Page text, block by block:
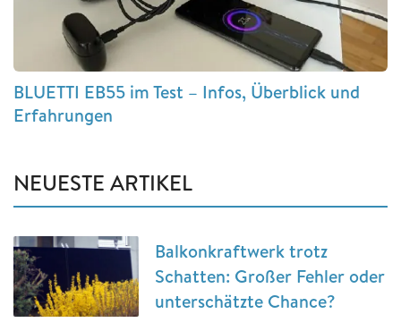
BLUETTI EB55 im Test – Infos, Überblick und
Erfahrungen
NEUESTE ARTIKEL
Balkonkraftwerk trotz
Schatten: Großer Fehler oder
unterschätzte Chance?